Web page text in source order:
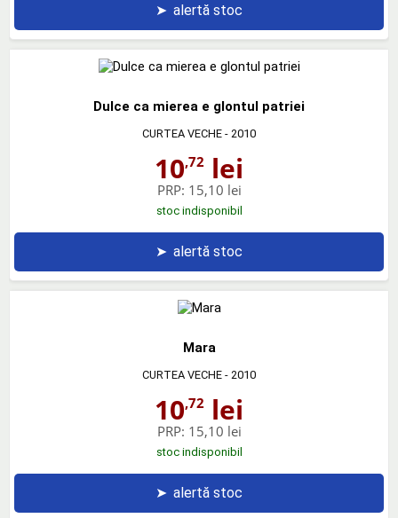
➤ alertă stoc
Dulce ca mierea e glontul patriei
CURTEA VECHE - 2010
10,72 lei
PRP: 15,10 lei
stoc indisponibil
➤ alertă stoc
Mara
CURTEA VECHE - 2010
10,72 lei
PRP: 15,10 lei
stoc indisponibil
➤ alertă stoc